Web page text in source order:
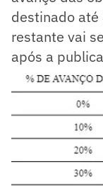
destinado até
restante vai
após a